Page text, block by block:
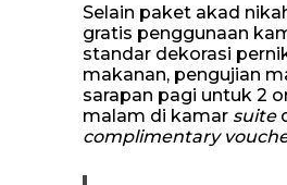
Selain paket akad
gratis penggunaan
standar dekorasi
makanan, pengujian
sarapan pagi untuk 2
malam di kamar suite
complimentary